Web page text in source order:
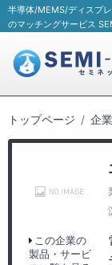
半導体/MEMS/ディスプ
のマッチングサービス
トップページ 企
この企業の
製品・サービ